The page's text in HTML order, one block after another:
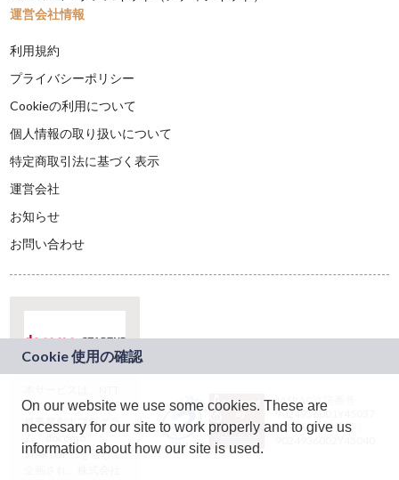
運営会社情報
利用規約
プライバシーポリシー
Cookieの利用について
個人情報の取り扱いについて
特定商取引法に基づく表示
運営会社
お知らせ
お問い合わせ
ドコモグループの新
規事業創出プログラ
ム「docomo
STARTUP」を通じて
JASRAC許諾番号：
9024936001Y45037
JASRAC許諾番号：
On our website we use some cookies. These are
necessary for our site to work properly and to give us
information about how our site is used.